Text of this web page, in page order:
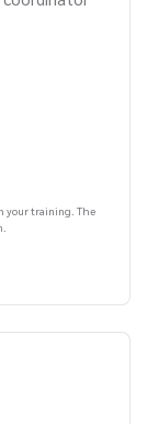
your training. The